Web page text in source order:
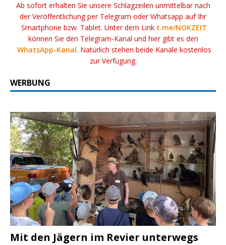
Ab sofort erhalten Sie unsere Schlagzeilen unmittelbar nach
der Veröffentlichung per Telegram oder Whatsapp auf Ihr
Smartphone bzw. Tablet. Unter dem Link t.me/NOKZEIT
können Sie den Telegram-Kanal und hier gibt es den
WhatsApp-Kanal. Natürlich stehen beide Kanäle kostenlos
zur Verfügung.
WERBUNG
Mit den Jägern im Revier unterwegs